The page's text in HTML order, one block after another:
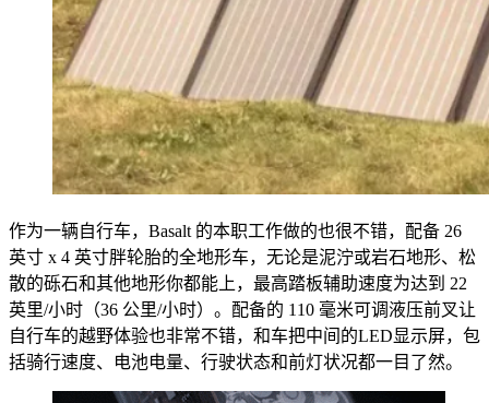
作为一辆自行车，Basalt 的本职工作做的也很不错，配备 26
英寸 x 4 英寸胖轮胎的全地形车，无论是泥泞或岩石地形、松
散的砾石和其他地形你都能上，最高踏板辅助速度为达到 22
英里/小时（36 公里/小时）。配备的 110 毫米可调液压前叉让
自行车的越野体验也非常不错，和车把中间的LED显示屏，包
括骑行速度、电池电量、行驶状态和前灯状况都一目了然。